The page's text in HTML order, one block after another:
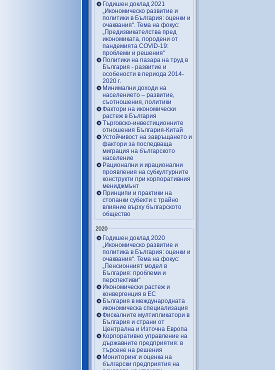
Годишен доклад 2021
„Икономическо развитие и
политики в България: оценки и
очаквания“. Тема на фокус:
„Предизвикателства пред
икономиката, породени от
пандемията COVID-19:
проблеми и решения“
Политики на пазара на труд в
България - развитие и
особености в периода 2014-
2020 г.
Минимални доходи на
населението – развитие,
съотношения, политики
Фактори на икономически
растеж в България
Търговско-инвестиционните
отношения България-Китай
Устойчивост на завръщането и
фактори за последваща
миграция на българското
население
Рационални и ирационални
проявления на субкултурните
конструкти при корпоративния
мениджмънт
Принципи и практики на
стопанки субекти с трайно
влияние върху българското
общество
2020
Годишен доклад 2020
„Икономическо развитие и
политика в България: оценки и
очаквания“. Тема на фокус:
„Пенсионният модел в
България: проблеми и
перспективи“
Икономически растеж и
конвергенция в ЕС
България в международната
икономическа специализация
Фискалните мултипликатори в
България и страни от
Централна и Източна Европа
Корпоративно управление на
държавните предприятия: в
търсене на решения
Мониторинг и оценка на
български предприятия на